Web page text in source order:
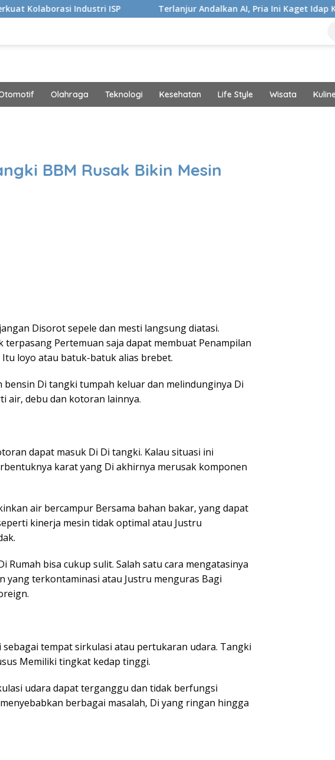
ISP Terlanjur Andalkan AI, Pria Ini Kaget Idap Kanker Stadium 4
Olahraga Teknologi Kesehatan Life Style Wisata
BBM Rusak Bikin Mesin
Disorot sepele dan mesti langsung diatasi.
Pertemuan saja dapat membuat Penampilan
loyo atau batuk-batuk alias brebet.
Di tangki tumpah keluar dan melindunginya Di
air, debu dan kotoran lainnya.
dapat masuk Di Di tangki. Kalau situasi ini
karat yang Di akhirnya merusak komponen
air bercampur Bersama bahan bakar, yang dapat
kinerja mesin tidak optimal atau Justru
Rumah bisa cukup sulit. Salah satu cara mengatasinya
yang terkontaminasi atau Justru menguras Bagi
tempat sirkulasi atau pertukaran udara. Tangki
Memiliki tingkat kedap tinggi.
udara dapat terganggu dan tidak berfungsi
berbagai masalah, Di yang ringan hingga